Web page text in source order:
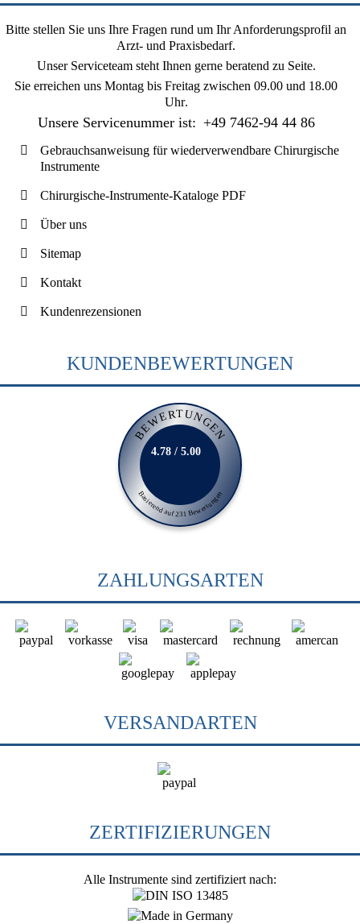
Bitte stellen Sie uns Ihre Fragen rund um Ihr Anforderungsprofil an
Arzt- und Praxisbedarf.
Unser Serviceteam steht Ihnen gerne beratend zu Seite.
Sie erreichen uns Montag bis Freitag zwischen 09.00 und 18.00
Uhr.
Unsere Servicenummer ist: +49 7462-94 44 86
Gebrauchsanweisung für wiederverwendbare Chirurgische
Instrumente
Chirurgische-Instrumente-Kataloge PDF
Über uns
Sitemap
Kontakt
Kundenrezensionen
KUNDENBEWERTUNGEN
BEWERTUNGEN
Basierend auf 231 Bewertungen
4.78 / 5.00
ZAHLUNGSARTEN
VERSANDARTEN
ZERTIFIZIERUNGEN
Alle Instrumente sind zertifiziert nach: